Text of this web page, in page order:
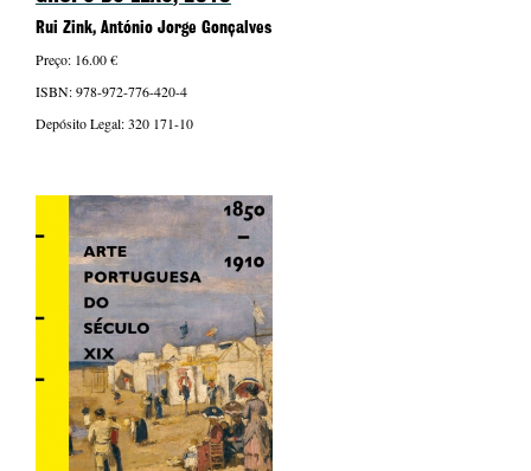
Rui Zink, António Jorge Gonçalves
Preço: 16.00 €
ISBN: 978-972-776-420-4
Depósito Legal: 320 171-10